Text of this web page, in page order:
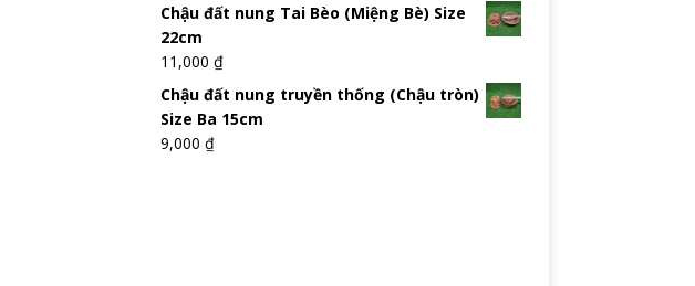
Chậu đất nung Tai Bèo (Miệng Bè) Size
22cm
11,000 ₫
Chậu đất nung truyền thống (Chậu tròn)
Size Ba 15cm
9,000 ₫